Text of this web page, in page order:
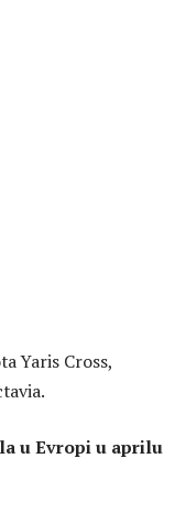
Yaris Cross,
u Evropi u aprilu